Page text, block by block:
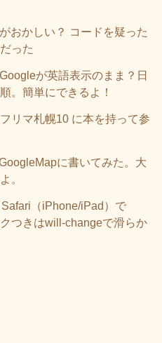
おかしい？ コードを疑った
った
が英語表示のまま？日
。簡単にできるよ！
リマ札幌10 に本を持って参
に書いてみた。大
。
（iPhone/iPad）で
つきはwill-changeで滑らか